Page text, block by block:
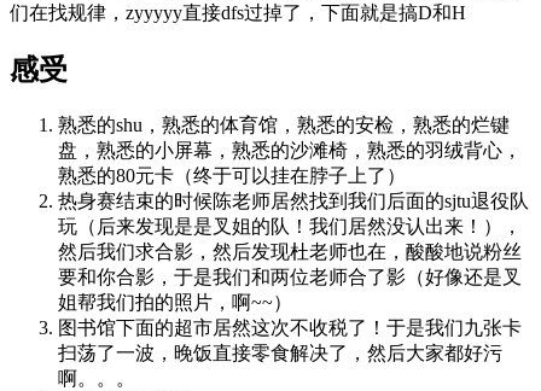
们在找规律，zyyyyy直接dfs过掉了，下面就是搞D和H
感受
熟悉的shu，熟悉的体育馆，熟悉的安检，熟悉的烂键
盘，熟悉的小屏幕，熟悉的沙滩椅，熟悉的羽绒背心，
熟悉的80元卡（终于可以挂在脖子上了）
热身赛结束的时候陈老师居然找到我们后面的sjtu退役队
玩（后来发现是是叉姐的队！我们居然没认出来！），
然后我们求合影，然后发现杜老师也在，酸酸地说粉丝
要和你合影，于是我们和两位老师合了影（好像还是叉
姐帮我们拍的照片，啊~~）
图书馆下面的超市居然这次不收税了！于是我们九张卡
扫荡了一波，晚饭直接零食解决了，然后大家都好污
啊。。。